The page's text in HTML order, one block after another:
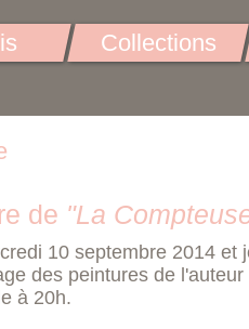
Collections
de "La
10 septembre 2014 et
des peintures de
à 20h.